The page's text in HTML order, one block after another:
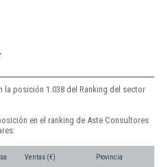
la posición 1.038 del Ranking del sector
en el ranking de Aste Consultores
Ventas (€) Provincia